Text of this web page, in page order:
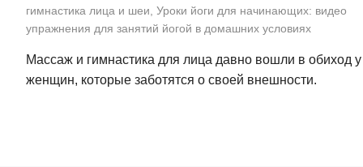
гимнастика лица и шеи Уроки йоги для начинающих: видео
упражнения для занятий йогой в домашних условиях
Массаж и гимнастика для лица давно вошли в обиход у
женщин, которые заботятся о своей внешности.